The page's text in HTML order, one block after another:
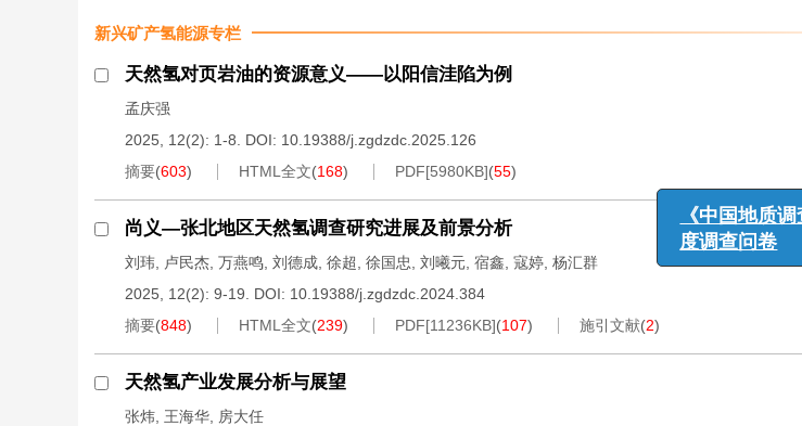
新兴矿产氢能源专栏
天然氢对页岩油的资源意义——以阳信洼陷为例
孟庆强
2025, 12(2): 1-8.
DOI: 10.19388/j.zgdzdc.2025.126
摘要(603) HTML全文(168) PDF[5980KB](55)
尚义—张北地区天然氢调查研究进展及前景分析
刘玮 卢民杰 万燕鸣 刘德成 徐超 徐国忠 刘曦元 宿鑫 寇婷 杨汇群
2025, 12(2): 9-19.
DOI: 10.19388/j.zgdzdc.2024.384
摘要(848) HTML全文(239) PDF[11236KB](107) 施引文献(2)
天然氢产业发展分析与展望
张炜 王海华
房大任
度调查问卷